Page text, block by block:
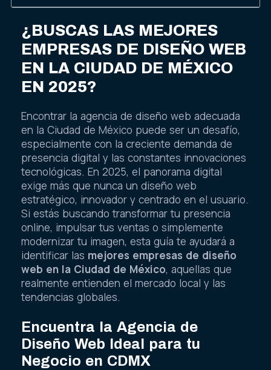
¿BUSCAS LAS MEJORES
EMPRESAS DE DISEÑO WEB
EN LA CIUDAD DE MÉXICO
EN 2025?
Encontrar la agencia de diseño web adecuada
en la Ciudad de México puede ser un desafío,
especialmente con la creciente demanda de
presencia digital y las constantes innovaciones
tecnológicas. En 2025, el panorama digital
exige más que nunca un diseño web
estratégico, innovador y centrado en el usuario.
Si estás buscando transformar tu presencia
online, impulsar tus ventas o simplemente
modernizar tu imagen, esta guía te ayudará a
identificar las mejores empresas de diseño
web en la Ciudad de México, aquellas que
realmente entienden el mercado local y las
tendencias globales.
Encuentra la Agencia de
Diseño Web Ideal para tu
Negocio en CDMX